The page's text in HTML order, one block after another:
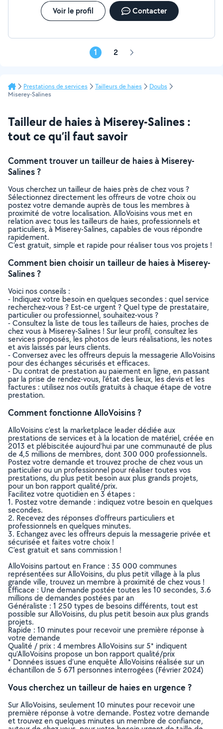
Voir le profil Contacter
1 2 Page
Prestations de services Tailleurs de haies
Doubs
Miserey-Salines
Tailleur de haies à Miserey-Salines :
tout ce qu’il faut savoir
Comment trouver un tailleur de haies à Miserey-
Salines ?
Vous cherchez un tailleur de haies près de chez vous ?
Sélectionnez directement les offreurs de votre choix ou
postez votre demande auprès de tous les membres à
proximité de votre localisation. AlloVoisins vous met en
relation avec tous les tailleurs de haies, professionnels et
particuliers, à Miserey-Salines, capables de vous répondre
rapidement.
C’est gratuit, simple et rapide pour réaliser tous vos projets !
Comment bien choisir un tailleur de haies à Miserey-
Salines ?
Voici nos conseils :
- Indiquez votre besoin en quelques secondes : quel service
recherchez-vous ? Est-ce urgent ? Quel type de prestataire,
particulier ou professionnel, souhaitez-vous ?
- Consultez la liste de tous les tailleurs de haies, proches de
chez vous à Miserey-Salines ! Sur leur profil, consultez les
services proposés, les photos de leurs réalisations, les notes
et avis laissés par leurs clients.
- Conversez avec les offreurs depuis la messagerie AlloVoisins
pour des échanges sécurisés et efficaces.
- Du contrat de prestation au paiement en ligne, en passant
par la prise de rendez-vous, l’état des lieux, les devis et les
factures : utilisez nos outils gratuits à chaque étape de votre
prestation.
Comment fonctionne AlloVoisins ?
AlloVoisins c’est la marketplace leader dédiée aux
prestations de services et à la location de matériel, créée en
2013 et plébiscitée aujourd’hui par une communauté de plus
de 4,5 millions de membres, dont 300 000 professionnels.
Postez votre demande et trouvez proche de chez vous un
particulier ou un professionnel pour réaliser toutes vos
prestations, du plus petit besoin aux plus grands projets,
pour un bon rapport qualité/prix.
Facilitez votre quotidien en 3 étapes :
1. Postez votre demande : indiquez votre besoin en quelques
secondes.
2. Recevez des réponses d’offreurs particuliers et
professionnels en quelques minutes.
3. Echangez avec les offreurs depuis la messagerie privée et
sécurisée et faites votre choix !
C’est gratuit et sans commission !
AlloVoisins partout en France : 35 000 communes
représentées sur AlloVoisins, du plus petit village à la plus
grande ville, trouvez un membre à proximité de chez vous !
Efficace : Une demande postée toutes les 10 secondes, 3.6
millions de demandes postées par an
Généraliste : 1 250 types de besoins différents, tout est
possible sur AlloVoisins, du plus petit besoin aux plus grands
projets.
Rapide : 10 minutes pour recevoir une première réponse à
votre demande
Qualité / prix : 4 membres AlloVoisins sur 5* indiquent
qu’AlloVoisins propose un bon rapport qualité/prix
* Données issues d’une enquête AlloVoisins réalisée sur un
échantillon de 5 671 personnes interrogées (Février 2024)
Vous cherchez un tailleur de haies en urgence ?
Sur AlloVoisins, seulement 10 minutes pour recevoir une
première réponse à votre demande. Postez votre demande
et trouvez en quelques minutes un membre de confiance,